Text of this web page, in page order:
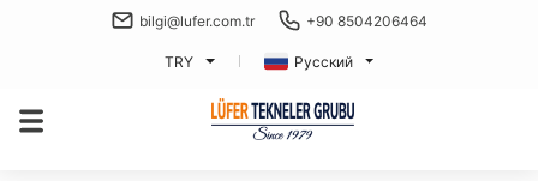
bilgi@lufer.com.tr +90 8504206464
TRY Русский